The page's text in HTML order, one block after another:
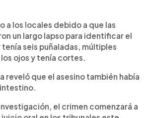
a los locales debido a que las
un largo lapso para identificar el
seis puñaladas, múltiples
ojos y tenía cortes.
reveló que el asesino también había
el crimen comenzará a